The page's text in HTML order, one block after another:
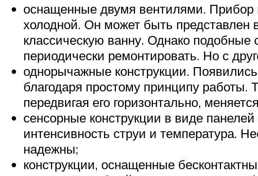
оснащенные двумя вентилями. Прибор
холодной. Он может быть представлен
классическую ванну. Однако подобные
периодически ремонтировать. Но с
однорычажные конструкции.
благодаря простому принципу работы.
передвигая его горизонтально,
сенсорные конструкции в виде
интенсивность струи и температура.
надежны;
конструкции, оснащенные